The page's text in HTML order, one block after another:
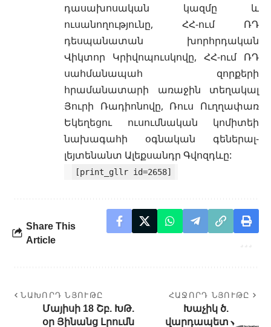
դասախոսական կազմը և
ուսանողությունը, ՀՀ-ում ՌԴ
դեսպանատան խորհրդական
Վիկտոր Կրիվոպուսկովը, ՀՀ-ում ՌԴ
սահմանապահ զորքերի
հրամանատարի առաջին տեղակալ
Յուրի Ռադիոնովը, Ռուս Ուղղափառ
Եկեղեցու ուսումնական կոմիտեի
նախագահի օգնական գեներալ-
լեյտենանտ Ալեքսանդր Գվոզդևը:
[print_gllr id=2658]
Share This
Article
ՆԱԽՈՐԴ ՆՅՈՒԹԸ
Մայիսի 18 Շբ. ԽԹ.
օր Յինանց Լրումն
ՀԱՋՈՐԴ ՆՅՈՒԹԸ
Խաչիկ ծ.
վարդապետ